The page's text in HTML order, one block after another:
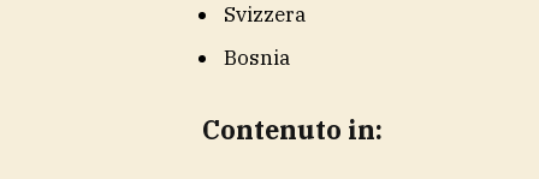
Svizzera
Bosnia
Contenuto in: